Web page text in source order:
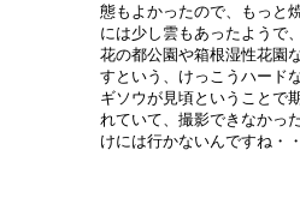
態もよかったので、もっと
には少し雲もあったようで
花の都公園や箱根湿性花園
すという、けっこうハード
ギソウが見頃ということで
れていて、撮影できなかっ